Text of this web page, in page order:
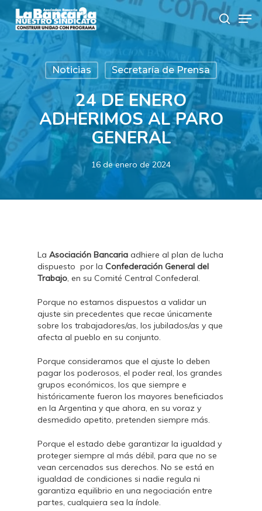
to
main
content
search
Noticias Secretaría de Prensa
24 DE ENERO
ADHERIMOS AL PARO
GENERAL
16 de enero de 2024
La Asociación Bancaria adhiere al plan de lucha
dispuesto por la Confederación General del
Trabajo, en su Comité Central Confederal.
Porque no estamos dispuestos a validar un
ajuste sin precedentes que recae únicamente
sobre los trabajadores/as, los jubilados/as y que
afecta al pueblo en su conjunto.
Porque consideramos que el ajuste lo deben
pagar los poderosos, el poder real, los grandes
grupos económicos, los que siempre e
históricamente fueron los mayores beneficiados
en la Argentina y que ahora, en su voraz y
desmedido apetito, pretenden siempre más.
Porque el estado debe garantizar la igualdad y
proteger siempre al más débil, para que no se
vean cercenados sus derechos. No se está en
igualdad de condiciones si nadie regula ni
garantiza equilibrio en una negociación entre
partes, cualquiera sea la índole.